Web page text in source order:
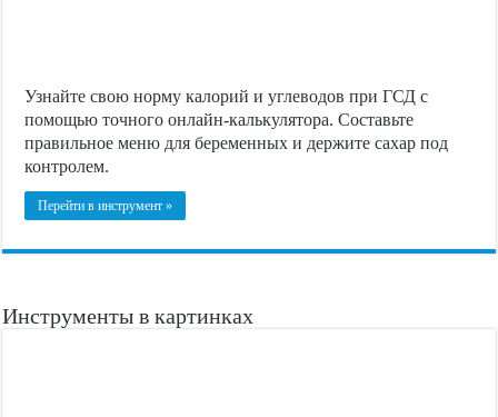
Узнайте свою норму калорий и углеводов при ГСД с
помощью точного онлайн-калькулятора. Составьте
правильное меню для беременных и держите сахар под
контролем.
Перейти в инструмент »
Инструменты в картинках